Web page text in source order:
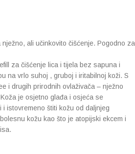
ali učinkovito čišćenje. Pogodno za
za čišćenje lica i tijela bez sapuna i
na vrlo suhoj , gruboj i iritabilnoj koži. S
i drugih prirodnih ovlaživača – nježno
je osjetno glađa i osjeća se
istovremeno štiti kožu od daljnjeg
kožu kao što je atopijski ekcem i